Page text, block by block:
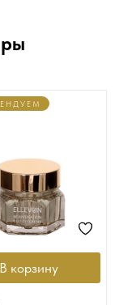
В корзину